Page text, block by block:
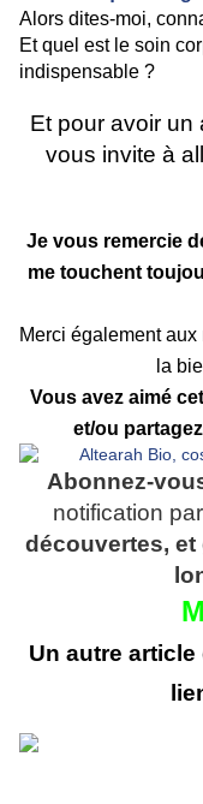
Alors dites-moi,
Et quel est le soin
indispensable ?
Et pour avoir un
vous invite à
Je vous remercie
me touchent
Merci également
la
Vous avez aimé
et/ou
Abonnez-
notification
découvertes, et
Un autre